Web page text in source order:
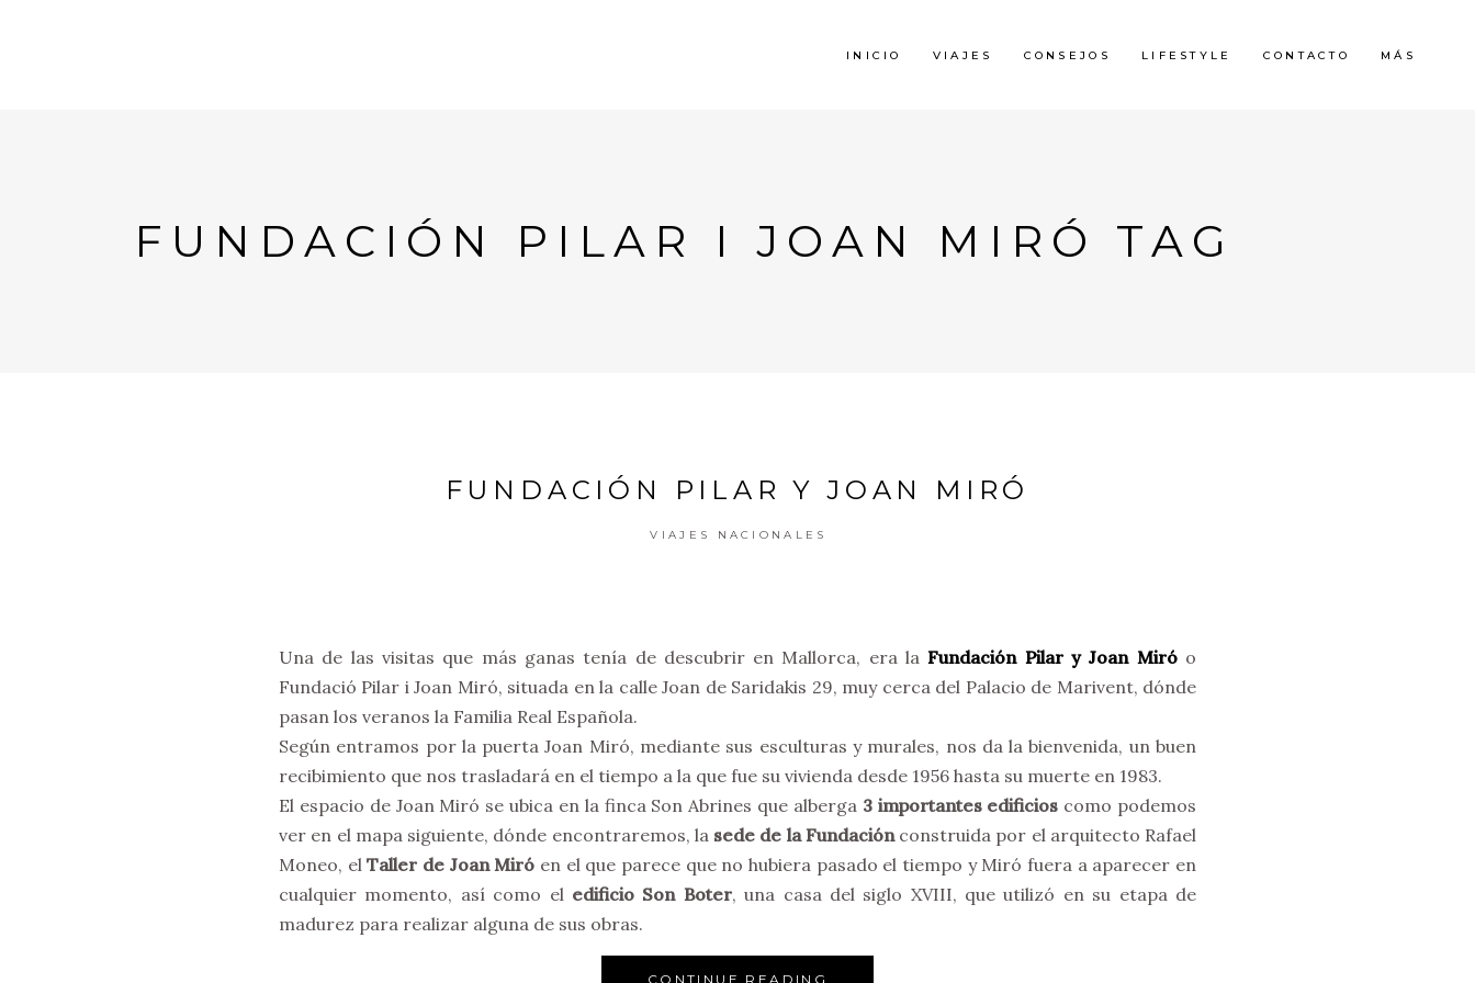
INICIO VIAJES CONSEJOS LIFESTYLE CONTACTO MÁS
FUNDACIÓN PILAR I JOAN MIRÓ TAG
FUNDACIÓN PILAR Y JOAN MIRÓ
VIAJES NACIONALES
Una de las visitas que más ganas tenía de descubrir en Mallorca, era laFundación Pilar y Joan Miróo
Fundació Pilar i Joan Miró, situada en la calle Joan de Saridakis 29, muy cerca del Palacio de Marivent, dónde
pasan los veranos la Familia Real Española.
Según entramos por la puerta Joan Miró, mediante sus esculturas y murales, nos da la bienvenida, un buen
recibimiento que nos trasladará en el tiempo a la que fue su vivienda desde 1956 hasta su muerte en 1983.
El espacio de Joan Miró se ubica en la finca Son Abrines que alberga 3 importantes edificios como podemos
ver en el mapa siguiente, dónde encontraremos, la sede de la Fundaciónconstruida por el arquitecto Rafael
Moneo, elTaller de Joan Miró en el que parece que no hubiera pasado el tiempo y Miró fuera a aparecer en
cualquier momento, así como el edificio Son Boter, una casa del siglo XVIII, que utilizó en su etapa de
madurez para realizar alguna de sus obras.
CONTINUE READING